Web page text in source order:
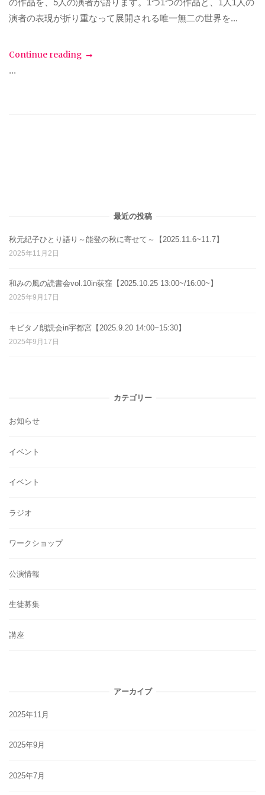
の作品を、5人の演者が語ります。1つ1つの作品と、1人1人の
演者の表現が折り重なって展開される唯一無二の世界を...
Continue reading
...
最近の投稿
秋元紀子ひとり語り～能登の秋に寄せて～【2025.11.6~11.7】
2025年11月2日
和みの風の読書会vol.10in荻窪【2025.10.25 13:00~/16:00~】
2025年9月17日
キビタノ朗読会in宇都宮【2025.9.20 14:00~15:30】
2025年9月17日
カテゴリー
お知らせ
イベント
イベント
ラジオ
ワークショップ
公演情報
生徒募集
講座
アーカイブ
2025年11月
2025年9月
2025年7月